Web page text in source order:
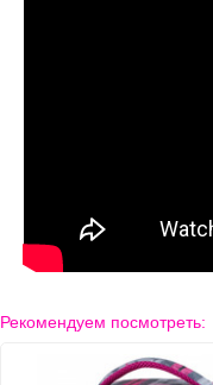
Рекомендуем посмотреть: